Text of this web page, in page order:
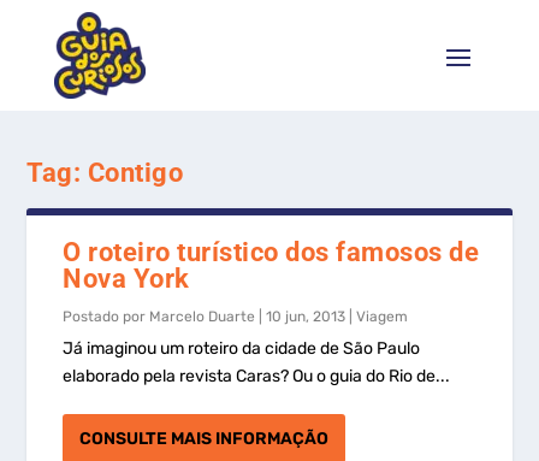
Tag: Contigo
O roteiro turístico dos famosos de
Nova York
Postado por Marcelo Duarte |10 jun, 2013 |Viagem
Já imaginou um roteiro da cidade de São Paulo
elaborado pela revista Caras? Ou o guia do Rio de...
CONSULTE MAIS INFORMAÇÃO